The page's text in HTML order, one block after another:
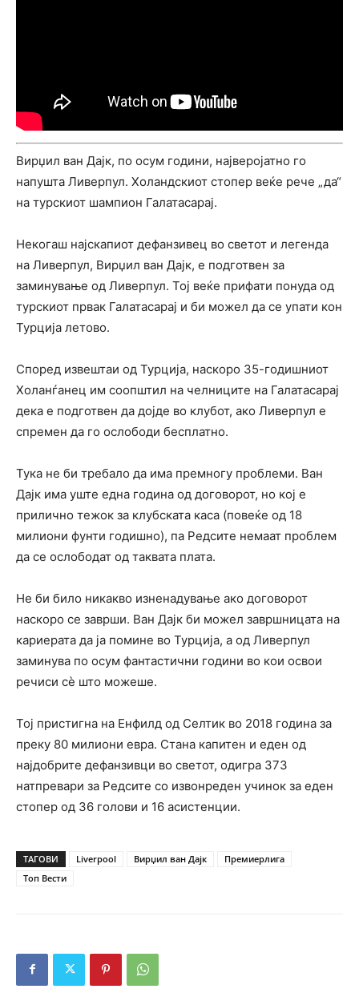
Вирџил ван Дајк, по осум години, најверојатно го
напушта Ливерпул. Холандскиот стопер веќе рече „да“
на турскиот шампион Галатасарај.
Некогаш најскапиот дефанзивец во светот и легенда
на Ливерпул, Вирџил ван Дајк, е подготвен за
заминување од Ливерпул. Тој веќе прифати понуда од
турскиот првак Галатасарај и би можел да се упати кон
Турција летово.
Според извештаи од Турција, наскоро 35-годишниот
Холанѓанец им соопштил на челниците на Галатасарај
дека е подготвен да дојде во клубот, ако Ливерпул е
спремен да го ослободи бесплатно.
Тука не би требало да има премногу проблеми. Ван
Дајк има уште една година од договорот, но кој е
прилично тежок за клубската каса (повеќе од 18
милиони фунти годишно), па Редсите немаат проблем
да се ослободат од таквата плата.
Не би било никакво изненадување ако договорот
наскоро се заврши. Ван Дајк би можел завршницата на
кариерата да ја помине во Турција, а од Ливерпул
заминува по осум фантастични години во кои освои
речиси сè што можеше.
Тој пристигна на Енфилд од Селтик во 2018 година за
преку 80 милиони евра. Стана капитен и еден од
најдобрите дефанзивци во светот, одигра 373
натпревари за Редсите со извонреден учинок за еден
стопер од 36 голови и 16 асистенции.
ТАГОВИ Liverpool Вирџил ван Дајк
Премиерлига
Топ Вести